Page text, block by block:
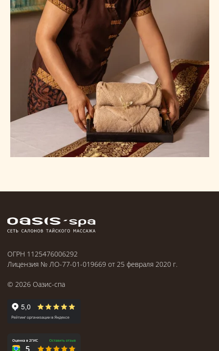
ОГРН 1125476006292
Лицензия № ЛО-77-01-019669 от 25 февраля 2020 г.
© 2026 Оазис-спа